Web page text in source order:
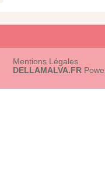
Mentions Légales
DELLAMALVA.FR